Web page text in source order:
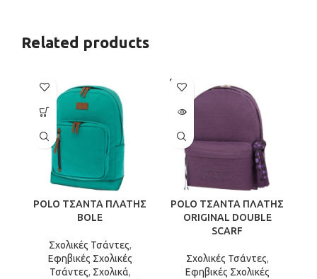
Related products
POLO ΤΣΑΝΤΑ ΠΛΑΤΗΣ
BOLE
Σχολικές Τσάντες,
Εφηβικές Σχολικές
Τσάντες, Σχολικά,
SOLD
OUT
POLO ΤΣΑΝΤΑ ΠΛΑΤΗΣ
ORIGINAL DOUBLE
SCARF
Σχολικές Τσάντες,
Εφηβικές Σχολικές